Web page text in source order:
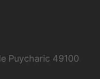
Puycharic 49100